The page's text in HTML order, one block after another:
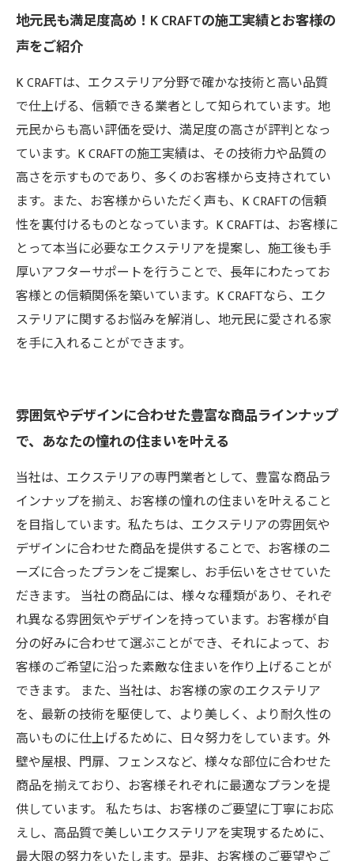
地元民も満足度高め！K CRAFTの施工実績とお客様の
声をご紹介
K CRAFTは、エクステリア分野で確かな技術と高い品質
で仕上げる、信頼できる業者として知られています。地
元民からも高い評価を受け、満足度の高さが評判となっ
ています。K CRAFTの施工実績は、その技術力や品質の
高さを示すものであり、多くのお客様から支持されてい
ます。また、お客様からいただく声も、K CRAFTの信頼
性を裏付けるものとなっています。K CRAFTは、お客様に
とって本当に必要なエクステリアを提案し、施工後も手
厚いアフターサポートを行うことで、長年にわたってお
客様との信頼関係を築いています。K CRAFTなら、エク
ステリアに関するお悩みを解消し、地元民に愛される家
を手に入れることができます。
雰囲気やデザインに合わせた豊富な商品ラインナップ
で、あなたの憧れの住まいを叶える
当社は、エクステリアの専門業者として、豊富な商品ラ
インナップを揃え、お客様の憧れの住まいを叶えること
を目指しています。私たちは、エクステリアの雰囲気や
デザインに合わせた商品を提供することで、お客様のニ
ーズに合ったプランをご提案し、お手伝いをさせていた
だきます。 当社の商品には、様々な種類があり、それぞ
れ異なる雰囲気やデザインを持っています。お客様が自
分の好みに合わせて選ぶことができ、それによって、お
客様のご希望に沿った素敵な住まいを作り上げることが
できます。 また、当社は、お客様の家のエクステリア
を、最新の技術を駆使して、より美しく、より耐久性の
高いものに仕上げるために、日々努力をしています。外
壁や屋根、門扉、フェンスなど、様々な部位に合わせた
商品を揃えており、お客様それぞれに最適なプランを提
供しています。 私たちは、お客様のご要望に丁寧にお応
えし、高品質で美しいエクステリアを実現するために、